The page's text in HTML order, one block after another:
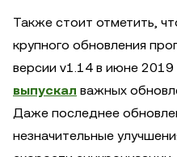
Также стоит отметить,
крупного обновления
версии v1.14 в июне
выпускал важных
Даже последнее
незначительные